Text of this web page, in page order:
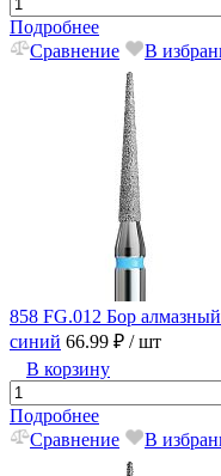
Подробнее
Сравнение
В
858 FG.012 Бор
синий 66.99 ₽ / шт
В корзину
Подробнее
Сравнение
В